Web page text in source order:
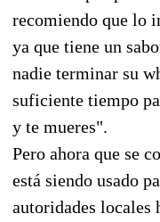
recomiendo que lo
ya que tiene un
nadie terminar su
suficiente tiempo
y te mueres".
Pero ahora que se
está siendo usado
autoridades locales